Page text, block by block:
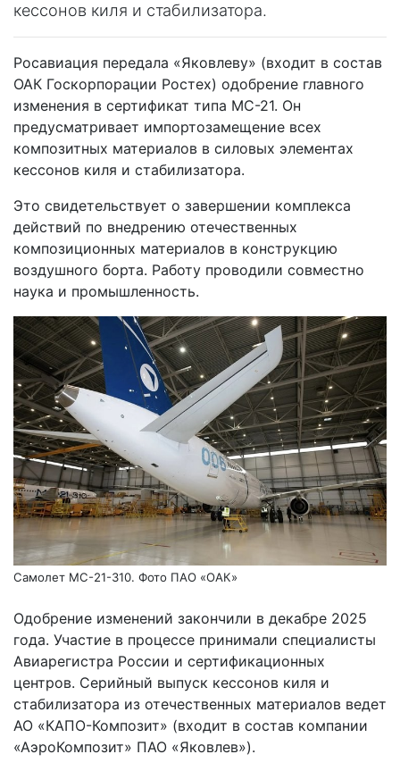
кессонов киля и стабилизатора.
Росавиация передала «Яковлеву» (входит в состав
ОАК Госкорпорации Ростех) одобрение главного
изменения в сертификат типа МС-21. Он
предусматривает импортозамещение всех
композитных материалов в силовых элементах
кессонов киля и стабилизатора.
Это свидетельствует о завершении комплекса
действий по внедрению отечественных
композиционных материалов в конструкцию
воздушного борта. Работу проводили совместно
наука и промышленность.
Самолет МС-21-310. Фото ПАО «ОАК»
Одобрение изменений закончили в декабре 2025
года. Участие в процессе принимали специалисты
Авиарегистра России и сертификационных
центров. Серийный выпуск кессонов киля и
стабилизатора из отечественных материалов ведет
АО «КАПО-Композит» (входит в состав компании
«АэроКомпозит» ПАО «Яковлев»).